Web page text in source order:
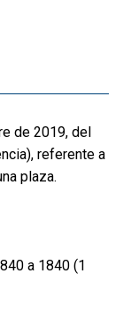
de 2019, del
referente a
plaza.
a 1840 (1